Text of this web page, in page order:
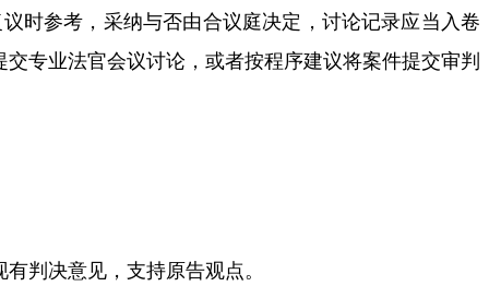
时参考，采纳与否由合议庭决定，讨论记录应当入卷
交专业法官会议讨论，或者按程序建议将案件提交审判
判决意见，支持原告观点。